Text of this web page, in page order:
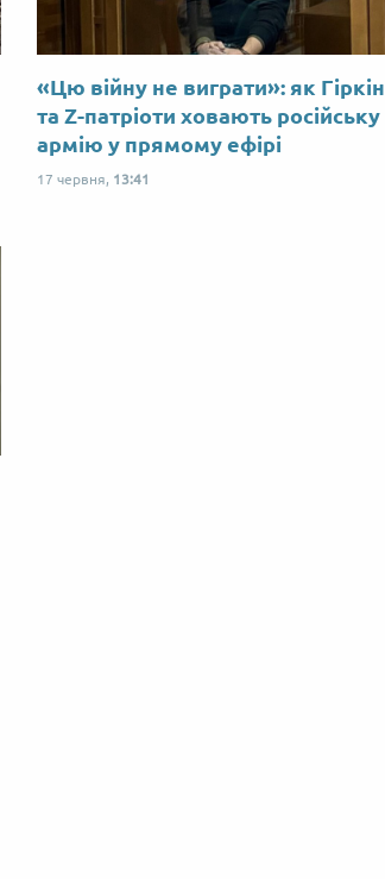
«Цю війну не виграти»: як Гіркін
та Z-патріоти ховають російську
армію у прямому ефірі
17 червня, 13:41